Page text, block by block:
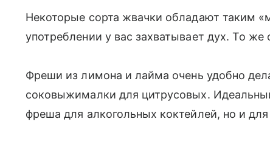
Некоторые сорта жвачки обладают таким
употреблении у вас захватывает дух. То
Фреши из лимона и лайма очень удобно
соковыжималки для цитрусовых.
фреша для алкогольных коктейлей, но и